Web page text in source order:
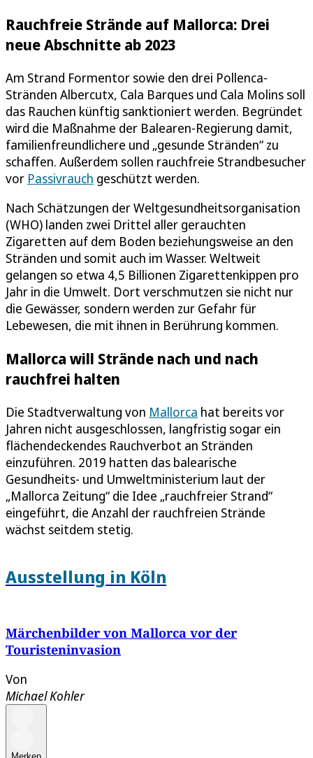
Rauchfreie Strände auf Mallorca: Drei
neue Abschnitte ab 2023
Am Strand Formentor sowie den drei Pollenca-
Stränden Albercutx, Cala Barques und Cala Molins soll
das Rauchen künftig sanktioniert werden. Begründet
wird die Maßnahme der Balearen-Regierung damit,
familienfreundlichere und „gesunde Stränden“ zu
schaffen. Außerdem sollen rauchfreie Strandbesucher
vor Passivrauch geschützt werden.
Nach Schätzungen der Weltgesundheitsorganisation
(WHO) landen zwei Drittel aller gerauchten
Zigaretten auf dem Boden beziehungsweise an den
Stränden und somit auch im Wasser. Weltweit
gelangen so etwa 4,5 Billionen Zigarettenkippen pro
Jahr in die Umwelt. Dort verschmutzen sie nicht nur
die Gewässer, sondern werden zur Gefahr für
Lebewesen, die mit ihnen in Berührung kommen.
Mallorca will Strände nach und nach
rauchfrei halten
Die Stadtverwaltung von Mallorca hat bereits vor
Jahren nicht ausgeschlossen, langfristig sogar ein
flächendeckendes Rauchverbot an Stränden
einzuführen. 2019 hatten das balearische
Gesundheits- und Umweltministerium laut der
„Mallorca Zeitung“ die Idee „rauchfreier Strand“
eingeführt, die Anzahl der rauchfreien Strände
wächst seitdem stetig.
Ausstellung in Köln
Märchenbilder von Mallorca vor der
Touristeninvasion
Von
Michael Kohler